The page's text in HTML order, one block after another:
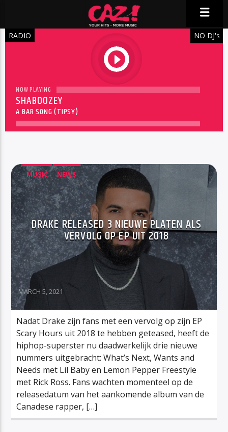
RADIO
play
NO DJ'S
NOW PLAYING
SHABOOZEY
A BAR SONG (TIPSY)
MUSIC NEWS
DRAKE RELEASED 3 NIEUWE PLATEN ALS
VERVOLG OP EP UIT 2018
MARCH 5, 2021
Nadat Drake zijn fans met een vervolg op zijn EP
Scary Hours uit 2018 te hebben geteased, heeft de
hiphop-superster nu daadwerkelijk drie nieuwe
nummers uitgebracht: What’s Next, Wants and
Needs met Lil Baby en Lemon Pepper Freestyle
met Rick Ross. Fans wachten momenteel op de
releasedatum van het aankomende album van de
Canadese rapper, […]